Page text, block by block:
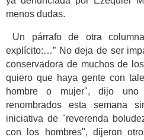
menos dudas.
Un párrafo de otra
explícito:…” No deja de ser
conservadora de muchos de
quiero que haya gente con
hombre o mujer", dijo
renombrados esta semana
iniciativa de "reverenda
con los hombres", dijeron